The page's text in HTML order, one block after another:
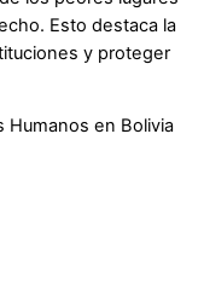
Esto destaca la
y proteger